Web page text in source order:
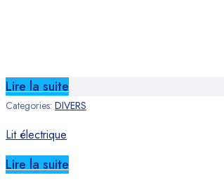
Lire la suite
Categories: DIVERS
Lit électrique
Lire la suite